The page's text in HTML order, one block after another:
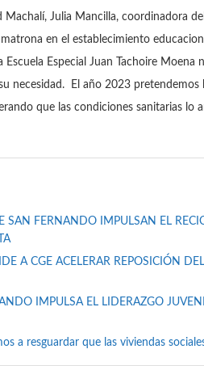
Machalí, Julia Mancilla, coordinadora
en el establecimiento
Especial Juan Tachoire
necesidad. El año 2023
que las condiciones sanitarias lo
SAN FERNANDO IMPULSAN EL
A CGE ACELERAR REPOSICIÓN
IMPULSA EL LIDERAZGO
a resguardar que las viviendas